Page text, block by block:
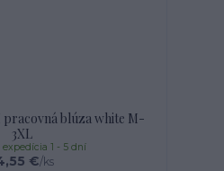
pracovná blúza white M-
3XL
€/ks
expedícia 1 - 5 dní